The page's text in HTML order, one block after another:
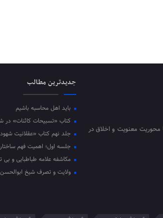
محوریت معنویت و اخلاق در
جدیدترین مطالب
باید اهل محاسبه باشیم
کتاب «تسبیحات کائنات» در
جلد نهم کتاب «عقلانیت
جلسه اول؛ اهمیت فهم
مکاشفه علامه طباطبایی و
ولایت و تصرف شیخ ابوالحسن